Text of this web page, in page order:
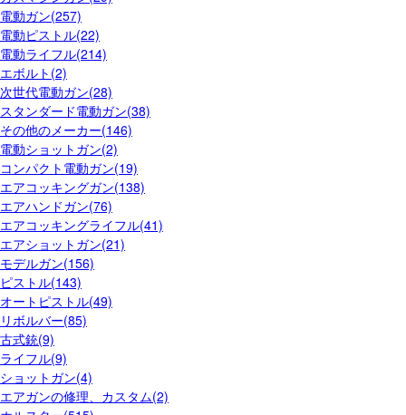
電動ガン(257)
電動ピストル(22)
電動ライフル(214)
エボルト(2)
次世代電動ガン(28)
スタンダード電動ガン(38)
その他のメーカー(146)
電動ショットガン(2)
コンパクト電動ガン(19)
エアコッキングガン(138)
エアハンドガン(76)
エアコッキングライフル(41)
エアショットガン(21)
モデルガン(156)
ピストル(143)
オートピストル(49)
リボルバー(85)
古式銃(9)
ライフル(9)
ショットガン(4)
エアガンの修理、カスタム(2)